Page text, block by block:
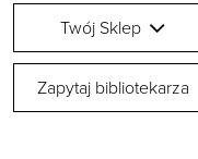
Twój Sklep
Zapytaj bibliotekarza